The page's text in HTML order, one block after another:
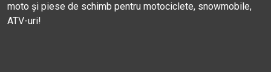
moto și piese de schimb pentru motociclete, snowmobile,
ATV-uri!